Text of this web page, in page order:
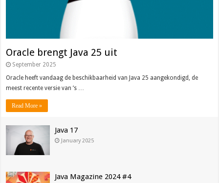
Oracle brengt Java 25 uit
September 2025
Oracle heeft vandaag de beschikbaarheid van Java 25 aangekondigd, de
meest recente versie van ’s …
Read More »
Java 17
January 2025
Java Magazine 2024 #4